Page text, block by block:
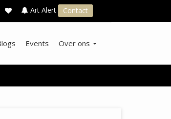
Art Alert Contact
Events Over ons